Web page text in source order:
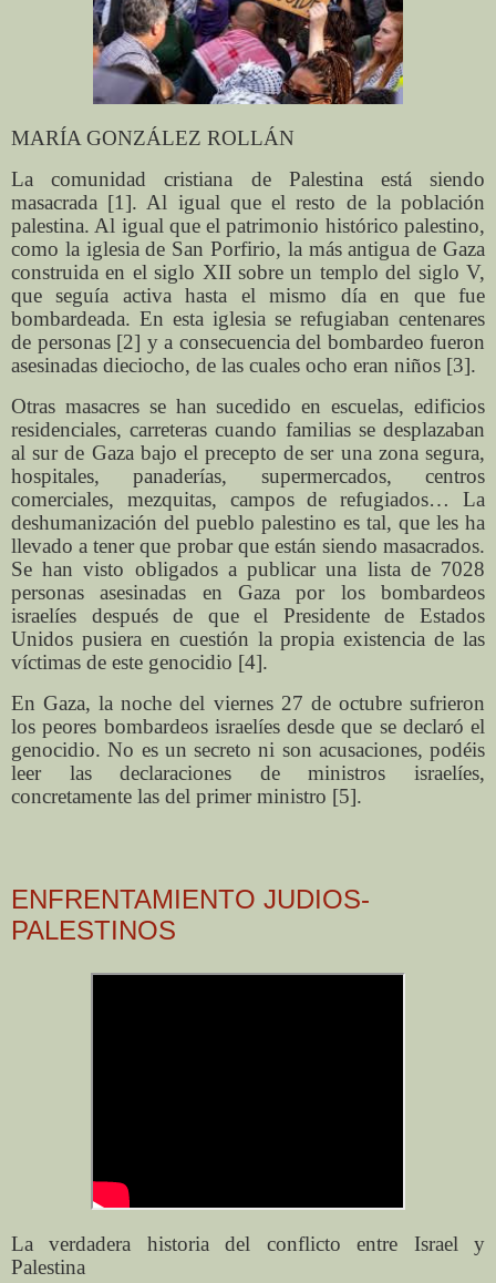
MARÍA GONZÁLEZ ROLLÁN
La comunidad cristiana de Palestina está siendo
masacrada [1]. Al igual que el resto de la población
palestina. Al igual que el patrimonio histórico palestino,
como la iglesia de San Porfirio, la más antigua de Gaza
construida en el siglo XII sobre un templo del siglo V,
que seguía activa hasta el mismo día en que fue
bombardeada. En esta iglesia se refugiaban centenares
de personas [2] y a consecuencia del bombardeo fueron
asesinadas dieciocho, de las cuales ocho eran niños [3].
Otras masacres se han sucedido en escuelas, edificios
residenciales, carreteras cuando familias se desplazaban
al sur de Gaza bajo el precepto de ser una zona segura,
hospitales, panaderías, supermercados, centros
comerciales, mezquitas, campos de refugiados… La
deshumanización del pueblo palestino es tal, que les ha
llevado a tener que probar que están siendo masacrados.
Se han visto obligados a publicar una lista de 7028
personas asesinadas en Gaza por los bombardeos
israelíes después de que el Presidente de Estados
Unidos pusiera en cuestión la propia existencia de las
víctimas de este genocidio [4].
En Gaza, la noche del viernes 27 de octubre sufrieron
los peores bombardeos israelíes desde que se declaró el
genocidio. No es un secreto ni son acusaciones, podéis
leer las declaraciones de ministros israelíes,
concretamente las del primer ministro [5].
ENFRENTAMIENTO JUDIOS-
PALESTINOS
La verdadera historia del conflicto entre Israel y
Palestina